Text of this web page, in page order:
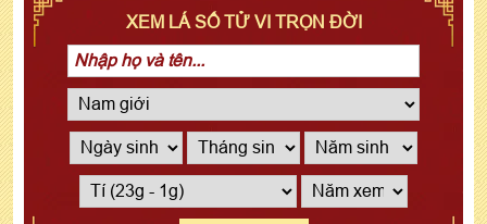
XEM LÁ SỐ TỬ VI TRỌN ĐỜI